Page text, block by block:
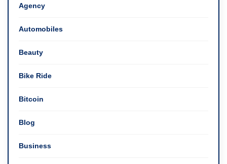
Agency
Automobiles
Beauty
Bike Ride
Bitcoin
Blog
Business